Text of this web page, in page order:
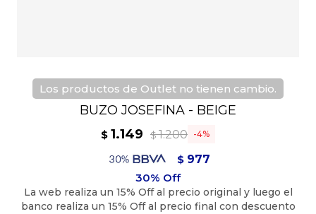
Los productos de Outlet no tienen cambio.
BUZO JOSEFINA - BEIGE
$ 1.149 $1.200 4
$ 977